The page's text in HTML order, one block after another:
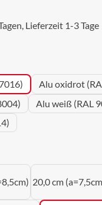
Lieferzeit 1-3 Tage
Alu oxidrot
Alu weiß (RAL
20,0 cm